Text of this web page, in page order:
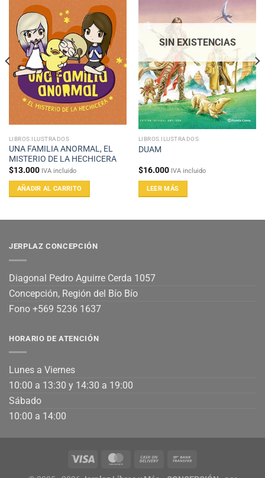
LIBROS ILUSTRADOS
UNA FAMILIA ANORMAL, EL
MISTERIO DE LA HECHICERA
$13.000 IVA incluido
AÑADIR AL CARRITO
SIN EXISTENCIAS
LIBROS ILUSTRADOS
DUAM
$16.000 IVA incluido
LEER MÁS
JERPLAZ CONCEPCIÓN
Diagonal Pedro Aguirre Cerda 1057
Concepción, Región del Bío Bío
Fono +569 5236 1637
HORARIO DE ATENCIÓN
Lunes a Viernes
10:00 a 13:30 y 14:30 a 19:00
Sábado
10:00 a 14:00